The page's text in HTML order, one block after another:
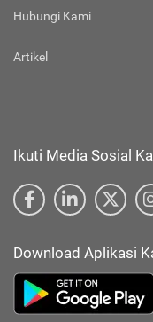
Hubungi Kami
Artikel
Ikuti Media Sosial
Download Aplikasi